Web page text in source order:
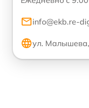
info@ekb.re-
ул.